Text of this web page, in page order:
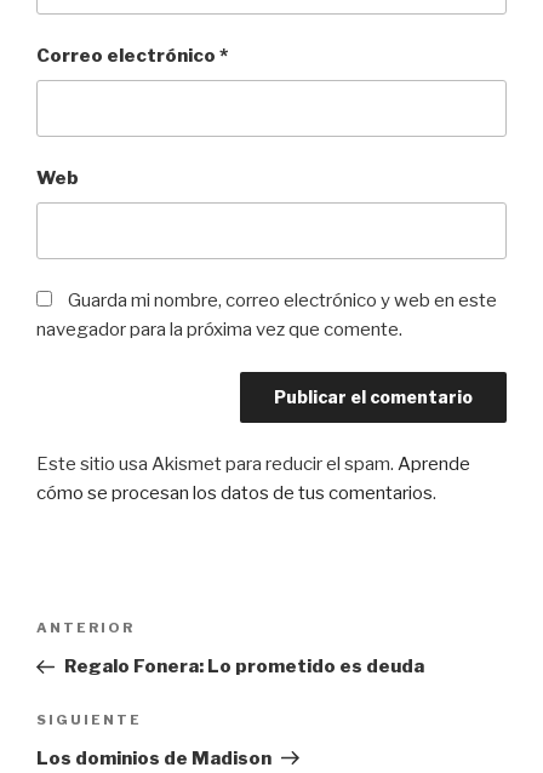
Correo electrónico *
Web
Guarda mi nombre, correo electrónico y web en este
navegador para la próxima vez que comente.
Este sitio usa Akismet para reducir el spam. Aprende
cómo se procesan los datos de tus comentarios.
entradas
Entrada
anterior:
ANTERIOR
Regalo Fonera: Lo prometido es deuda
Siguiente
entrada
SIGUIENTE
Los dominios de Madison